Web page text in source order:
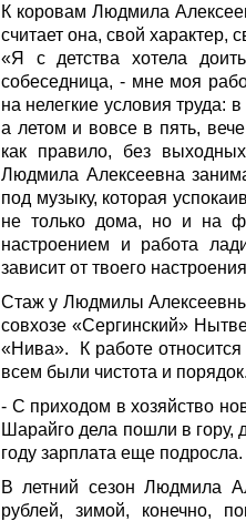
К коровам Людмила
считает она, свой характер,
«Я с детства хотела
собеседница, - мне моя
на нелегкие условия труда:
а летом и вовсе в пять,
как правило, без
Людмила Алексеевна
под музыку, которая
не только дома, но и на
настроением и работа
зависит от твоего
Стаж у Людмилы
совхозе «Сергинский»
«Нива». К работе относится
всем были чистота и
- С приходом в хозяйство
Шарайго дела пошли в гору,
году зарплата еще подросла.
В летний сезон Людмила
рублей, зимой, конечно,